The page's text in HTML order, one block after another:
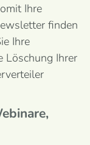
Ihre
finden
Ihre
Löschung Ihrer